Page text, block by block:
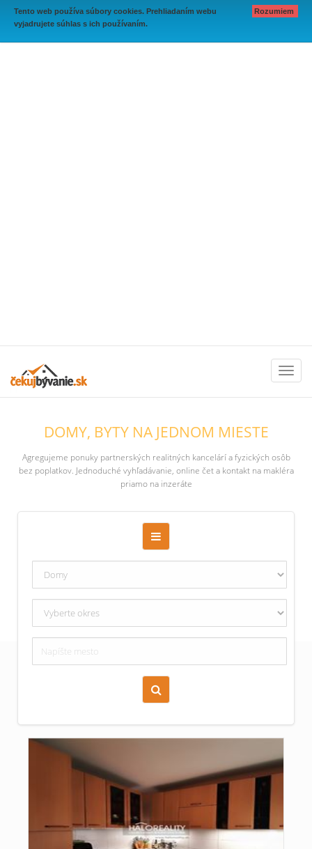
Tento web používa súbory cookies. Prehliadaním webu
vyjadrujete súhlas s ich používaním.
Rozumiem
DOMY, BYTY NA JEDNOM MIESTE
Agregujeme ponuky partnerských realitných kancelárí a fyzických osôb
bez poplatkov. Jednoduché vyhľadávanie, online čet a kontakt na makléra
priamo na inzeráte
Zoraď podľa času pridania